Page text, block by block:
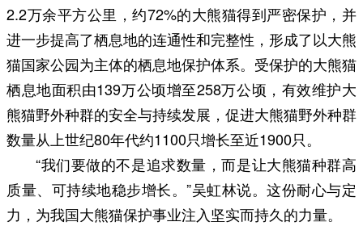
2.2万余平方公里，约72%的大熊猫得到严密保护，并
进一步提高了栖息地的连通性和完整性，形成了以大熊
猫国家公园为主体的栖息地保护体系。受保护的大熊猫
栖息地面积由139万公顷增至258万公顷，有效维护大
熊猫野外种群的安全与持续发展，促进大熊猫野外种群
数量从上世纪80年代约1100只增长至近1900只。
“我们要做的不是追求数量，而是让大熊猫种群高
质量、可持续地稳步增长。”吴虹林说。这份耐心与定
力，为我国大熊猫保护事业注入坚实而持久的力量。